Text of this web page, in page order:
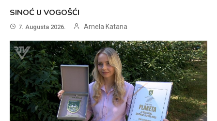
SINOĆ U VOGOŠĆI
7. Augusta 2026. Arnela Katana